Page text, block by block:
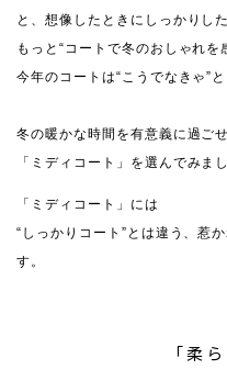
と、想像したときにしっかりし
もっと“コートで冬のおしゃれを
今年のコートは“こうでなきゃ”
冬の暖かな時間を有意義に過ご
「ミディコート」を選んでみまし
「ミディコート」には
“しっかりコート”とは違う、惹
す。
「柔